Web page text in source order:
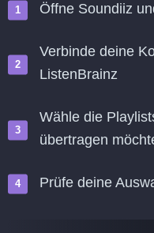
Öffne Soundiiz
Verbinde deine
ListenBrainz
Wähle die
übertragen
Prüfe deine